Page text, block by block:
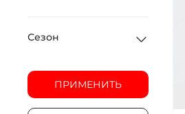
Сезон
ПРИМЕНИТЬ